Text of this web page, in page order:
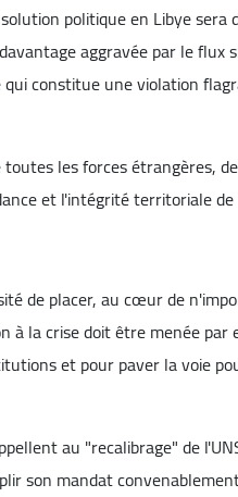
politique en Libye
aggravée par le flux
constitue une violation
les forces étrangères,
et l'intégrité territoriale
de placer, au cœur de
à la crise doit être menée
et pour paver la voie
au "recalibrage" de
son mandat